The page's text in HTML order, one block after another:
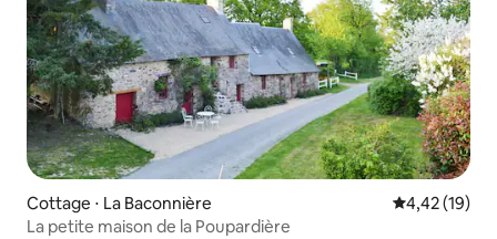
Cottage ⋅ La Baconnière Évaluation
4,42 (19)
La petite maison de la Poupardière